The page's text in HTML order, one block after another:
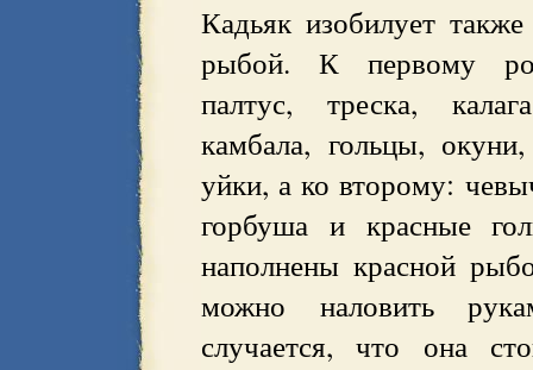
Кадьяк изобилует
рыбой. К первому
палтус, треска,
камбала, гольцы,
уйки, а ко второму:
горбуша и красные
наполнены красной
можно наловить
случается, что она